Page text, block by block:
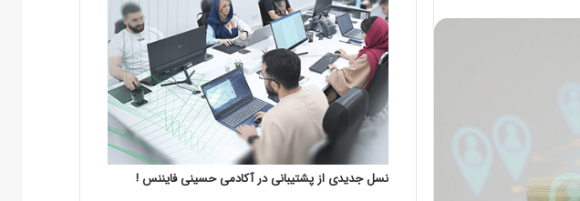
نسل جدیدی از پشتیبانی در آکادمی حسینی فایننس !